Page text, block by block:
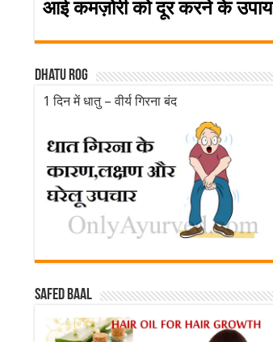
आई कमज़ोरी को दूर करने के उपाय
Dhatu rog
1 दिन में धातु – वीर्य गिरना बंद
Safed baal